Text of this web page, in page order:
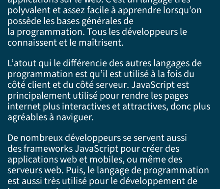
polyvalentet assez facile à apprendrelorsqu’on
possède les bases générales de
la programmation.Tous lesdéveloppeursle
connaissent et le maîtrisent.
L’atout qui le différencie des autres langages de
programmation est qu’il est utilisé à la foisdu
côté clientet du côté serveur.JavaScript est
principalement utilisé pourrendre les pages
internet plus interactives etattractives, donc plus
agréables à naviguer.
De nombreux développeurs se servent aussi
desframeworks JavaScript pour créer des
applications web et mobiles, ou même des
serveursweb. Puis, le langage de programmation
est aussi très utilisé pour le développement de